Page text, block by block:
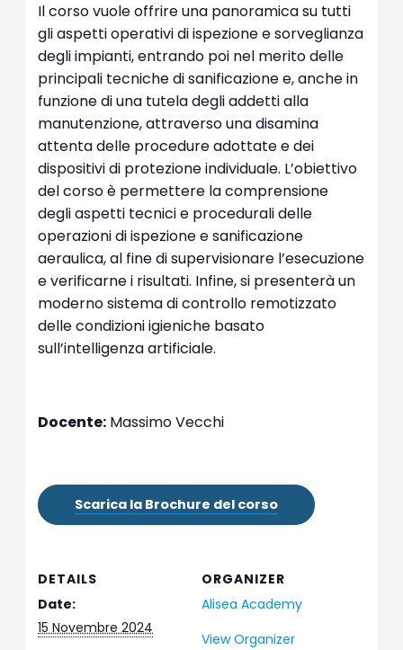
Il corso vuole offrire una panoramica su tutti
gli aspetti operativi di ispezione e sorveglianza
degli impianti, entrando poi nel merito delle
principali tecniche di sanificazione e, anche in
funzione di una tutela degli addetti alla
manutenzione, attraverso una disamina
attenta delle procedure adottate e dei
dispositivi di protezione individuale. L’obiettivo
del corso è permettere la comprensione
degli aspetti tecnici e procedurali delle
operazioni di ispezione e sanificazione
aeraulica, al fine di supervisionare l’esecuzione
e verificarne i risultati. Infine, si presenterà un
moderno sistema di controllo remotizzato
delle condizioni igieniche basato
sull’intelligenza artificiale.
Docente: Massimo Vecchi
Scarica la Brochure del corso
DETAILS
Date:
15 Novembre 2024
ORGANIZER
Alisea Academy
View Organizer